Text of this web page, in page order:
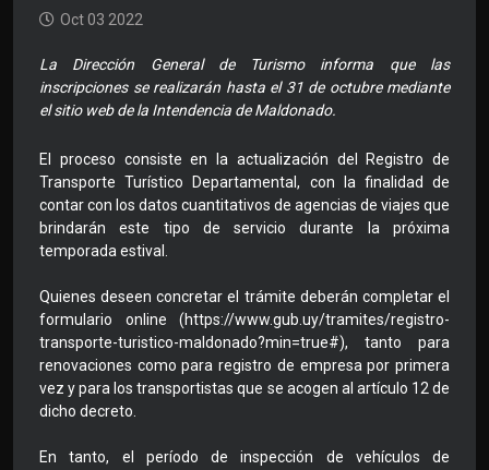
Oct 03 2022
La Dirección General de Turismo informa que las
inscripciones se realizarán hasta el 31 de octubre mediante
el sitio web de la Intendencia de Maldonado.
El proceso consiste en la actualización del Registro de
Transporte Turístico Departamental, con la finalidad de
contar con los datos cuantitativos de agencias de viajes que
brindarán este tipo de servicio durante la próxima
temporada estival.
Quienes deseen concretar el trámite deberán completar el
formulario online (https://www.gub.uy/tramites/registro-
transporte-turistico-maldonado?min=true#), tanto para
renovaciones como para registro de empresa por primera
vez y para los transportistas que se acogen al artículo 12 de
dicho decreto.
En tanto, el período de inspección de vehículos de